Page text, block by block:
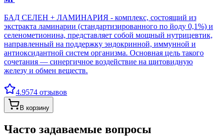
БАД СЕЛЕН + ЛАМИНАРИЯ - комплекс, состоящий из
экстракта ламинарии (стандартизированного по йоду 0,1%) и
селенометионина, представляет собой мощный нутрицевтик,
направленный на поддержку эндокринной, иммунной и
антиоксидантной систем организма. Основная цель такого
сочетания — синергичное воздействие на щитовидную
железу и обмен веществ.
4.9574 отзывов
В корзину
Часто задаваемые вопросы